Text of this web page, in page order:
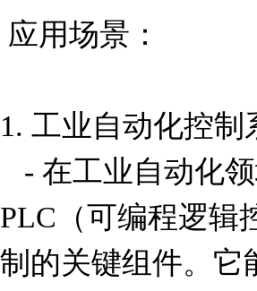
1. 工业自动化控制
PLC（可编程逻辑
制的关键组件。它